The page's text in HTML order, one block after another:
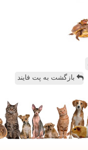
بازگشت به پت فایند